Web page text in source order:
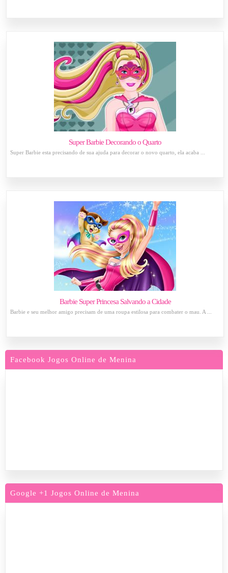
Super Barbie Decorando o Quarto
Super Barbie esta precisando de sua ajuda para decorar o novo quarto, ela acaba ...
Barbie Super Princesa Salvando a Cidade
Barbie e seu melhor amigo precisam de uma roupa estilosa para combater o mau. A ...
Facebook Jogos Online de Menina
Google +1 Jogos Online de Menina